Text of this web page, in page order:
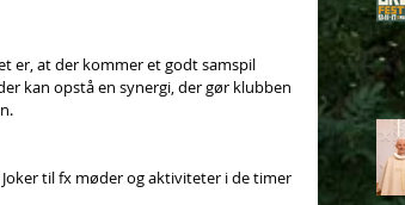
er, at der kommer et godt samspil
kan opstå en synergi, der gør klubben
til fx møder og aktiviteter i de timer